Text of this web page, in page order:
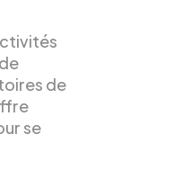
de
se